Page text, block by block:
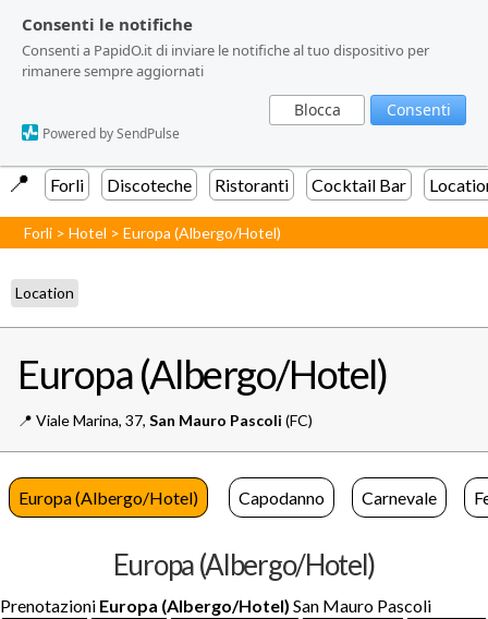
Consenti le notifiche
Consenti a PapidO.it di inviare le notifiche al tuo dispositivo per
rimanere sempre aggiornati
Blocca Consenti
Powered by SendPulse
Consenti le notifiche
Consenti a PapidO.it di inviare le notifiche al tuo dispositivo per
rimanere sempre aggiornati
Blocca Consenti
Powered by SendPulse
📍️ Forli Discoteche Ristoranti Cocktail Bar
Forli >Hotel >Europa (Albergo/Hotel)
Location
Europa (Albergo/Hotel)
📍️ Viale Marina, 37, San Mauro Pascoli (FC)
Europa (Albergo/Hotel) Capodanno Carnevale
Europa (Albergo/Hotel)
Prenotazioni Europa (Albergo/Hotel) San Mauro Pascoli